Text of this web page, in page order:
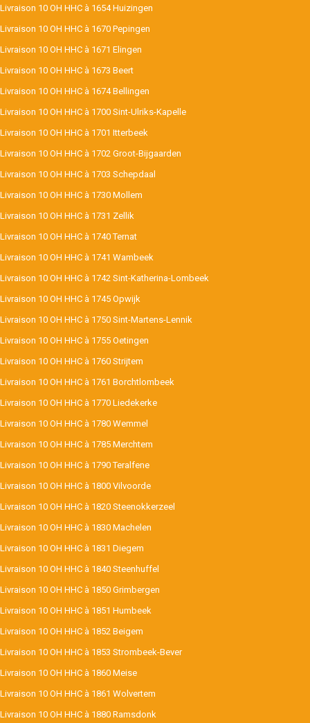
Livraison 10 OH HHC à 1654 Huizingen
Livraison 10 OH HHC à 1670 Pepingen
Livraison 10 OH HHC à 1671 Elingen
Livraison 10 OH HHC à 1673 Beert
Livraison 10 OH HHC à 1674 Bellingen
Livraison 10 OH HHC à 1700 Sint-Ulriks-Kapelle
Livraison 10 OH HHC à 1701 Itterbeek
Livraison 10 OH HHC à 1702 Groot-Bijgaarden
Livraison 10 OH HHC à 1703 Schepdaal
Livraison 10 OH HHC à 1730 Mollem
Livraison 10 OH HHC à 1731 Zellik
Livraison 10 OH HHC à 1740 Ternat
Livraison 10 OH HHC à 1741 Wambeek
Livraison 10 OH HHC à 1742 Sint-Katherina-Lombeek
Livraison 10 OH HHC à 1745 Opwijk
Livraison 10 OH HHC à 1750 Sint-Martens-Lennik
Livraison 10 OH HHC à 1755 Oetingen
Livraison 10 OH HHC à 1760 Strijtem
Livraison 10 OH HHC à 1761 Borchtlombeek
Livraison 10 OH HHC à 1770 Liedekerke
Livraison 10 OH HHC à 1780 Wemmel
Livraison 10 OH HHC à 1785 Merchtem
Livraison 10 OH HHC à 1790 Teralfene
Livraison 10 OH HHC à 1800 Vilvoorde
Livraison 10 OH HHC à 1820 Steenokkerzeel
Livraison 10 OH HHC à 1830 Machelen
Livraison 10 OH HHC à 1831 Diegem
Livraison 10 OH HHC à 1840 Steenhuffel
Livraison 10 OH HHC à 1850 Grimbergen
Livraison 10 OH HHC à 1851 Humbeek
Livraison 10 OH HHC à 1852 Beigem
Livraison 10 OH HHC à 1853 Strombeek-Bever
Livraison 10 OH HHC à 1860 Meise
Livraison 10 OH HHC à 1861 Wolvertem
Livraison 10 OH HHC à 1880 Ramsdonk